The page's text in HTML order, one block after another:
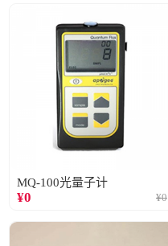
MQ-100光量子计
¥0 ¥0